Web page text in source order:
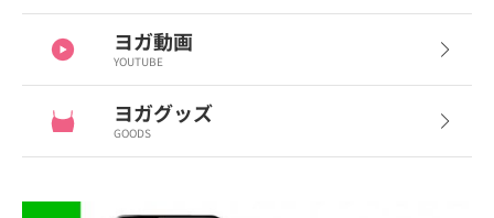
ヨガ動画
YOUTUBE
ヨガグッズ
GOODS